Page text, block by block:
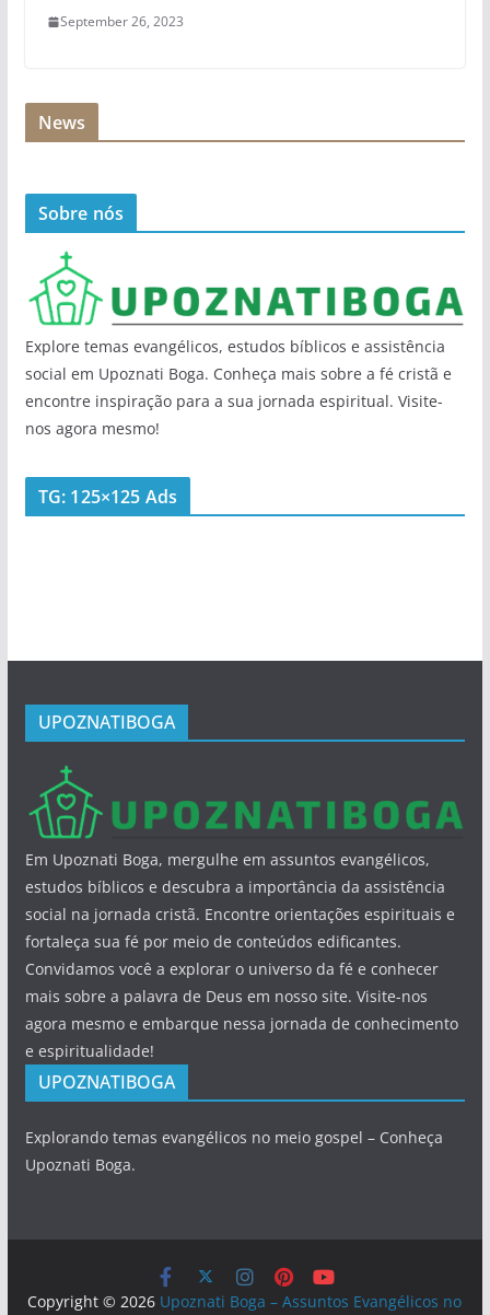
September 26, 2023
News
Sobre nós
Explore temas evangélicos, estudos bíblicos e assistência
social em Upoznati Boga. Conheça mais sobre a fé cristã e
encontre inspiração para a sua jornada espiritual. Visite-
nos agora mesmo!
TG: 125×125 Ads
UPOZNATIBOGA
Em Upoznati Boga, mergulhe em assuntos evangélicos,
estudos bíblicos e descubra a importância da assistência
social na jornada cristã. Encontre orientações espirituais e
fortaleça sua fé por meio de conteúdos edificantes.
Convidamos você a explorar o universo da fé e conhecer
mais sobre a palavra de Deus em nosso site. Visite-nos
agora mesmo e embarque nessa jornada de conhecimento
e espiritualidade!
UPOZNATIBOGA
Explorando temas evangélicos no meio gospel – Conheça
Upoznati Boga.
Copyright © 2026 Upoznati Boga – Assuntos Evangélicos no